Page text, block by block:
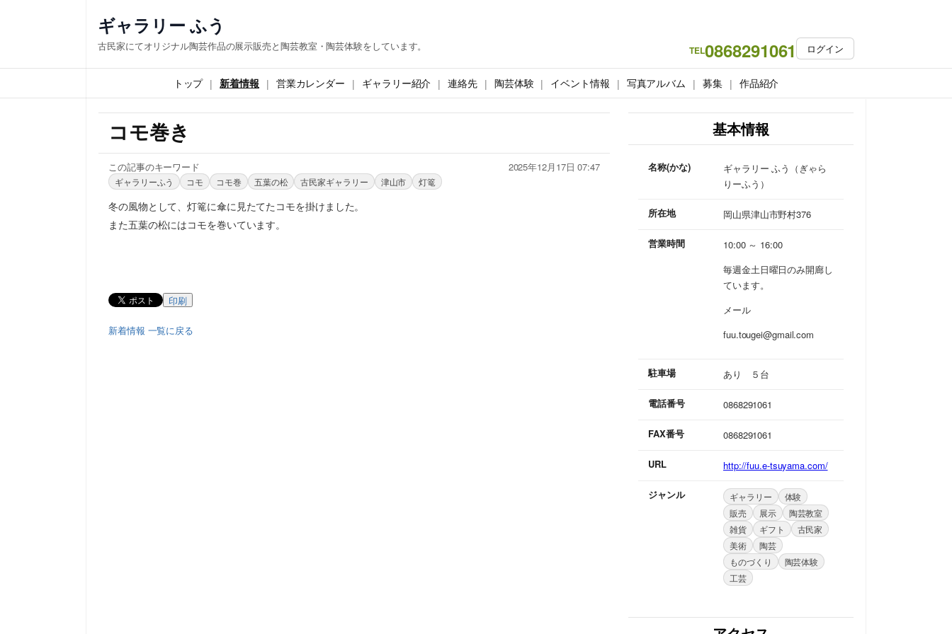
ギャラリー ふう
古民家にてオリジナル陶芸作品の展示販売と陶芸教室・陶芸体験をしています。 TEL0868291061 ログイン
トップ 新着情報 営業カレンダー ギャラリー紹介 連絡先 陶芸体験 イベント情報 写真アルバム 募集 作品紹介
コモ巻き
この記事のキーワード
ギャラリーふう コモ コモ巻 五葉の松 古民家ギャラリー 津山市 灯篭
2025年12月17日 07:47
冬の風物として、灯篭に傘に見たてたコモを掛けました。
また五葉の松にはコモを巻いています。
印刷
新着情報 一覧に戻る
基本情報
名称(かな)
ギャラリー ふう（ぎゃら
りーふう）
所在地 岡山県津山市野村376
営業時間
10:00 ～ 16:00
毎週金土日曜日のみ開廊し
ています。
メール
fuu.tougei@gmail.com
駐車場 あり ５台
電話番号 0868291061
FAX番号 0868291061
URL http://fuu.e-tsuyama.com/
ジャンル ギャラリー
体験
販売
展示
陶芸教室
雑貨
ギフト
古民家
美術
陶芸
ものづくり
陶芸体験
工芸